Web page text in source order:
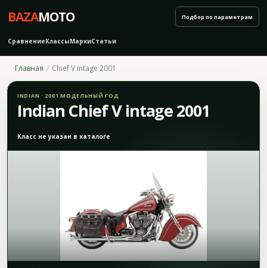
BAZAMOTO
СравнениеКлассыМаркиСтатьи
Подбор по параметрам
Главная Chief V intage 2001
INDIAN · 2001 МОДЕЛЬНЫЙ ГОД
Indian Chief V intage 2001
Класс не указан в каталоге